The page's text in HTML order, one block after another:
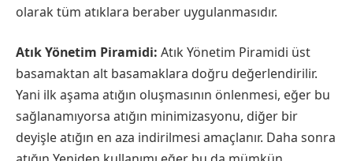
olarak tüm atıklara beraber uygulanmasıdır.
Atık Yönetim Piramidi: Atık Yönetim Piramidi üst
basamaktan alt basamaklara doğru değerlendirilir.
Yani ilk aşama atığın oluşmasının önlenmesi, eğer bu
sağlanamıyorsa atığın minimizasyonu, diğer bir
deyişle atığın en aza indirilmesi amaçlanır. Daha sonra